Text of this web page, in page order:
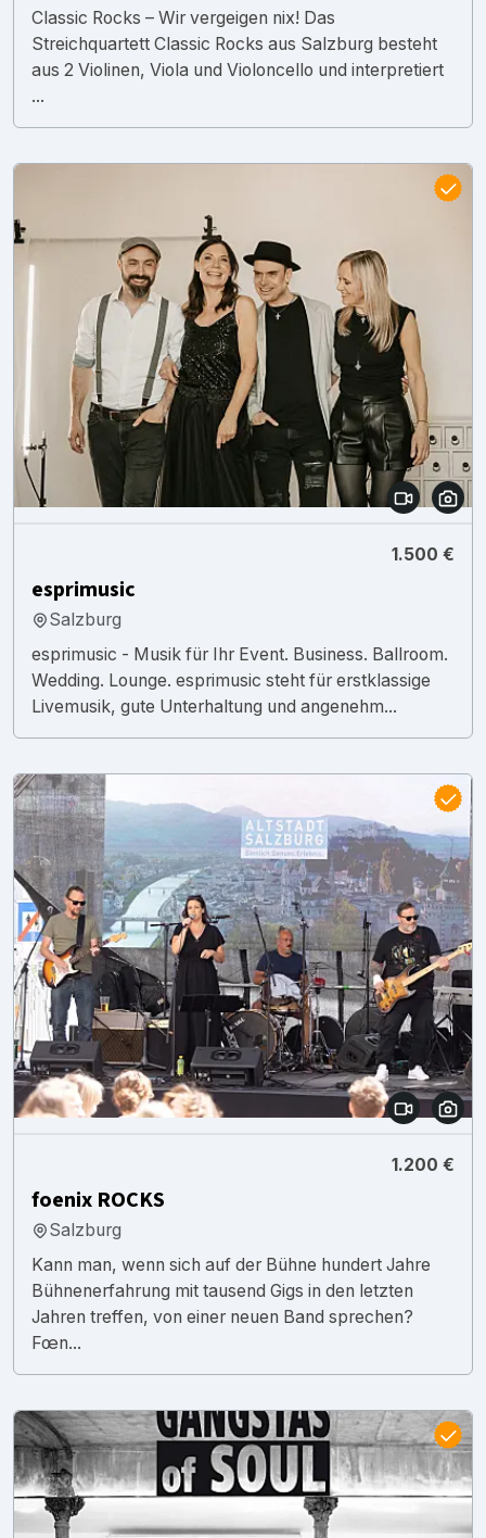
Classic Rocks – Wir vergeigen nix! Das
Streichquartett Classic Rocks aus Salzburg besteht
aus 2 Violinen, Viola und Violoncello und interpretiert
...
1.500 €
esprimusic
Salzburg
esprimusic - Musik für Ihr Event. Business. Ballroom.
Wedding. Lounge. esprimusic steht für erstklassige
Livemusik, gute Unterhaltung und angenehm...
1.200 €
foenix ROCKS
Salzburg
Kann man, wenn sich auf der Bühne hundert Jahre
Bühnenerfahrung mit tausend Gigs in den letzten
Jahren treffen, von einer neuen Band sprechen?
Fœn...